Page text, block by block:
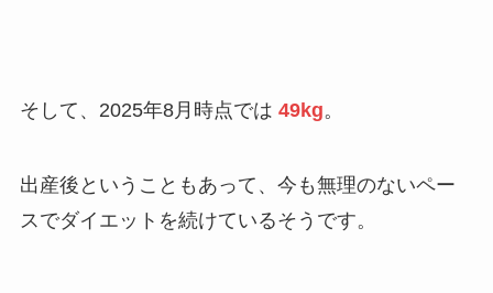
そして、2025年8月時点では 49kg。
出産後ということもあって、今も無理のないペー
スでダイエットを続けているそうです。